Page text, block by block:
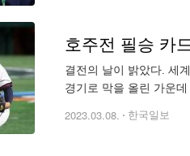
호주전 필승 카
결전의 날이 밝았다. 세
경기로 막을 올린 가운
2023.03.08. 한국일보